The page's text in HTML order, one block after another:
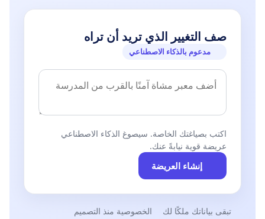
صف التغيير الذي تريد أن تراه
مدعوم بالذكاء الاصطناعي
اكتب بصياغتك الخاصة. سيصوغ الذكاء الاصطناعي
عريضة قوية نيابةً عنك.
إنشاء العريضة
تبقى بياناتك ملكًا لك الخصوصية منذ التصميم